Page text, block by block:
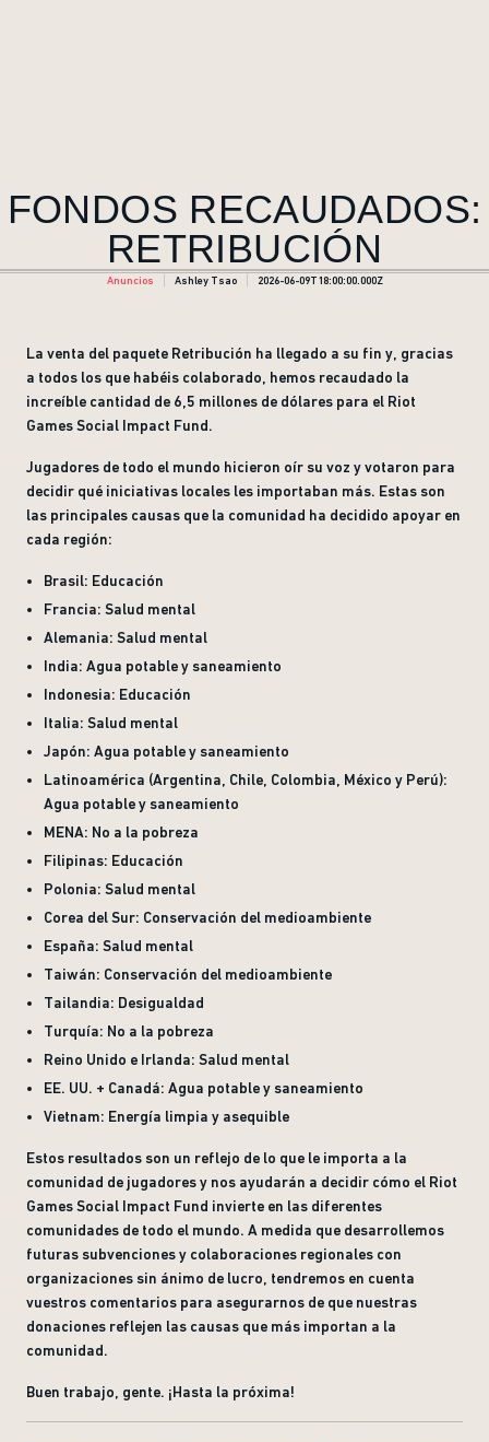
FONDOS RECAUDADOS:
RETRIBUCIÓN
Anuncios Ashley Tsao 2026-06-09T18:00:00.000Z
La venta del paquete Retribución ha llegado a su fin y, gracias
a todos los que habéis colaborado, hemos recaudado la
increíble cantidad de 6,5 millones de dólares para el Riot
Games Social Impact Fund.
Jugadores de todo el mundo hicieron oír su voz y votaron para
decidir qué iniciativas locales les importaban más. Estas son
las principales causas que la comunidad ha decidido apoyar en
cada región:
Brasil: Educación
Francia: Salud mental
Alemania: Salud mental
India: Agua potable y saneamiento
Indonesia: Educación
Italia: Salud mental
Japón: Agua potable y saneamiento
Latinoamérica (Argentina, Chile, Colombia, México y Perú):
Agua potable y saneamiento
MENA: No a la pobreza
Filipinas: Educación
Polonia: Salud mental
Corea del Sur: Conservación del medioambiente
España: Salud mental
Taiwán: Conservación del medioambiente
Tailandia: Desigualdad
Turquía: No a la pobreza
Reino Unido e Irlanda: Salud mental
EE. UU. + Canadá: Agua potable y saneamiento
Vietnam: Energía limpia y asequible
Estos resultados son un reflejo de lo que le importa a la
comunidad de jugadores y nos ayudarán a decidir cómo el Riot
Games Social Impact Fund invierte en las diferentes
comunidades de todo el mundo. A medida que desarrollemos
futuras subvenciones y colaboraciones regionales con
organizaciones sin ánimo de lucro, tendremos en cuenta
vuestros comentarios para asegurarnos de que nuestras
donaciones reflejen las causas que más importan a la
comunidad.
Buen trabajo, gente. ¡Hasta la próxima!